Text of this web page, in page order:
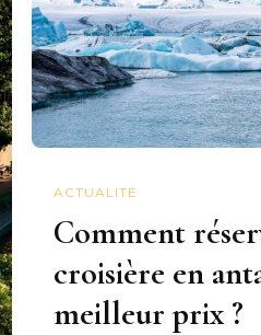
ACTUALITÉ
Comment
croisière en
meilleur prix ?